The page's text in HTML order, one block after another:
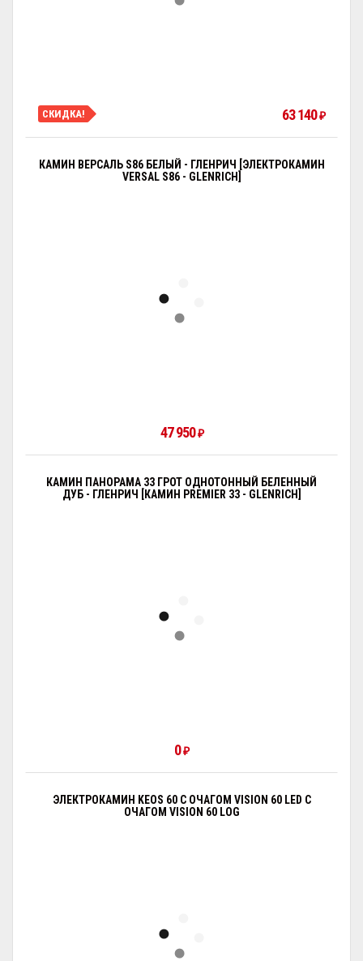
СКИДКА! 63 140₽
КАМИН ВЕРСАЛЬ S86 БЕЛЫЙ - ГЛЕНРИЧ [ЭЛЕКТРОКАМИН
VERSAL S86 - GLENRICH]
47 950₽
КАМИН ПАНОРАМА 33 ГРОТ ОДНОТОННЫЙ БЕЛЕННЫЙ
ДУБ - ГЛЕНРИЧ [КАМИН PREMIER 33 - GLENRICH]
0₽
ЭЛЕКТРОКАМИН KEOS 60 С ОЧАГОМ VISION 60 LED С
ОЧАГОМ VISION 60 LOG